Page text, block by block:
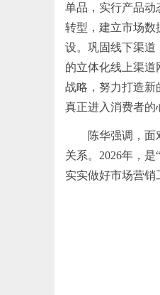
单品，实行产品动
转型，建立市场数
设。巩固线下渠道
的立体化线上渠
战略，努力打造新
真正进入消费者的
陈华强调，
关系。2026年，
实实做好市场营销